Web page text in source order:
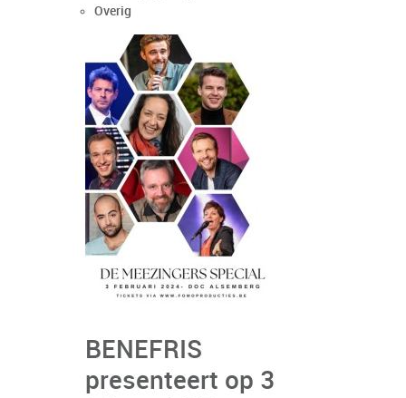
Overig
BENEFRIS
presenteert op 3